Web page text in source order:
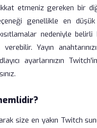
etmeniz gereken bir
genellikle en düşük
nedeniyle
Yayın
ayarlarınızın
size en yakın Twitch